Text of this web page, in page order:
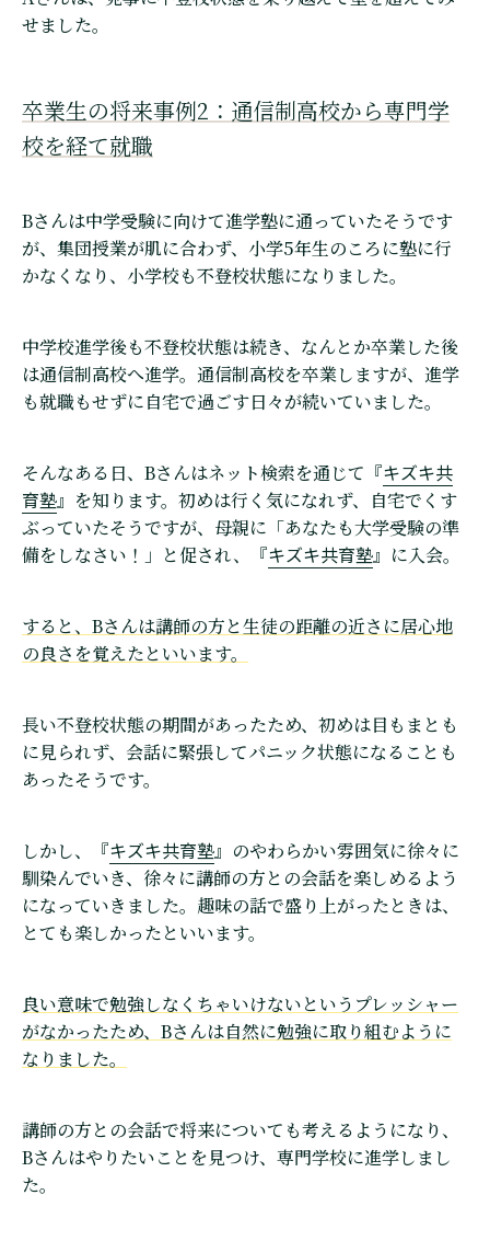
せました。
卒業生の将来事例2：通信制高校から専門学
校を経て就職
Bさんは中学受験に向けて進学塾に通っていたそうです
が、集団授業が肌に合わず、小学5年生のころに塾に行
かなくなり、小学校も不登校状態になりました。
中学校進学後も不登校状態は続き、なんとか卒業した後
は通信制高校へ進学。通信制高校を卒業しますが、進学
も就職もせずに自宅で過ごす日々が続いていました。
そんなある日、Bさんはネット検索を通じて『キズキ共
育塾』を知ります。初めは行く気になれず、自宅でくす
ぶっていたそうですが、母親に「あなたも大学受験の準
備をしなさい！」と促され、『キズキ共育塾』に入会。
すると、Bさんは講師の方と生徒の距離の近さに居心地
の良さを覚えたといいます。
長い不登校状態の期間があったため、初めは目もまとも
に見られず、会話に緊張してパニック状態になることも
あったそうです。
しかし、『キズキ共育塾』のやわらかい雰囲気に徐々に
馴染んでいき、徐々に講師の方との会話を楽しめるよう
になっていきました。趣味の話で盛り上がったときは、
とても楽しかったといいます。
良い意味で勉強しなくちゃいけないというプレッシャー
がなかったため、Bさんは自然に勉強に取り組むように
なりました。
講師の方との会話で将来についても考えるようになり、
Bさんはやりたいことを見つけ、専門学校に進学しまし
た。